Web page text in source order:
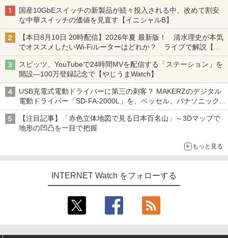
国産10GbEスイッチの新製品が続々投入される中、改めて割安
な中華スイッチの価値を見直す【イニシャルB】
【本日8月10日 20時配信】2026年夏 最新版！ 清水理史が本気
でオススメしたいWi-Fiルーターはどれか？ ライブで解説【清
水理史の「イニシャルB」チャンネル】
スピッツ、YouTubeで24時間MVを配信する「ステーション」を
開設―100万登録記念で【やじうまWatch】
USB充電式電動ドライバーに第三の刺客？ MAKERZのデジタル
電動ドライバー「SD-FA-2000L」を、ベッセル、パナソニック
と比較してみた記事に注目が集まる【アクセスランキング】
【注目記事】「赤色立体地図で見る日本百名山」～3Dマップで
地形の凹凸を一目で把握
もっと見る
INTERNET Watch をフォローする